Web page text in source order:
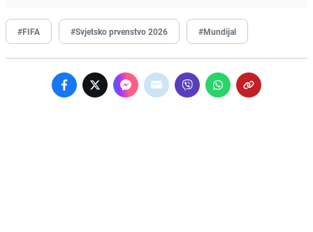
#FIFA #Svjetsko prvenstvo 2026 #Mundijal